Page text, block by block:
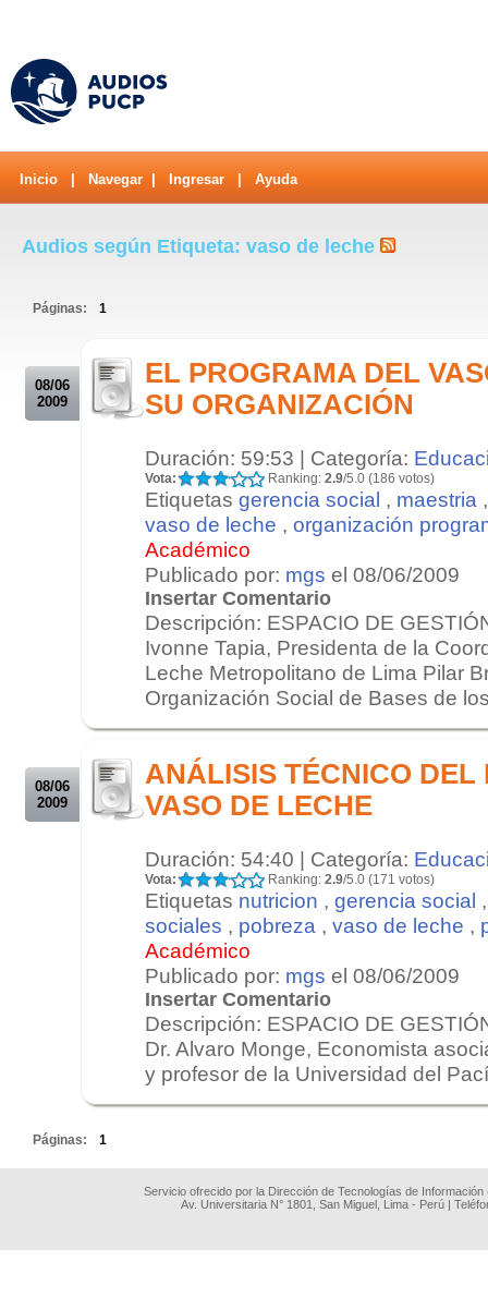
Inicio Navegar Ingresar Ayuda
Audios según Etiqueta: vaso de leche
Páginas: 1
08/06
2009
EL PROGRAMA DEL
SU ORGANIZACIÓN
Duración: 59:53 | Categoría:
Vota: Ranking: 2.9/5.0 (186 votos)
Etiquetas gerencia social , maestria
vaso de leche , organización
Académico
Publicado por: mgs el 08/06/2009
Insertar Comentario
Descripción: ESPACIO DE
Ivonne Tapia, Presidenta de la
Leche Metropolitano de Lima Pilar
Organización Social de Bases de
08/06
2009
ANÁLISIS TÉCNICO DEL
VASO DE LECHE
Duración: 54:40 | Categoría:
Vota: Ranking: 2.9/5.0 (171 votos)
Etiquetas nutricion , gerencia social
sociales , pobreza , vaso de leche ,
Académico
Publicado por: mgs el 08/06/2009
Insertar Comentario
Descripción: ESPACIO DE
Dr. Alvaro Monge, Economista
y profesor de la Universidad del
Páginas: 1
Servicio ofrecido por la Dirección de Tecnologías de
Av. Universitaria N° 1801, San Miguel, Lima - Perú |